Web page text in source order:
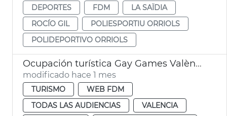
DEPORTES
FDM
LA SAÏDIA
ROCÍO GIL
POLIESPORTIU ORRIOLS
POLIDEPORTIVO ORRIOLS
Ocupación turística Gay Games València 2026
modificado hace 1 mes
TURISMO
WEB FDM
TODAS LAS AUDIENCIAS
VALENCIA